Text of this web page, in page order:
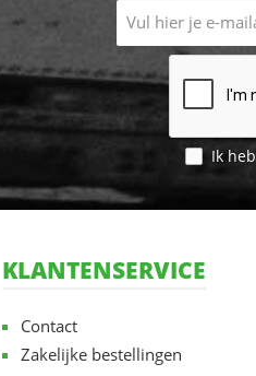
Ik
KLANTENSERVICE
Contact
Zakelijke bestellingen